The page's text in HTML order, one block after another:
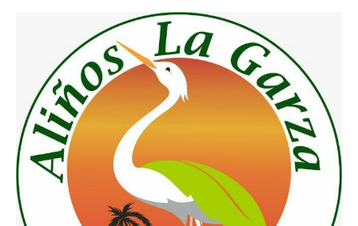
CONTÁCTANOS